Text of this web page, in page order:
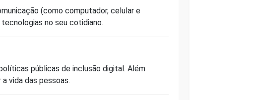
(como computador, celular e
no seu cotidiano.
públicas de inclusão digital. Além
vida das pessoas.